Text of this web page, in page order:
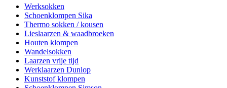
Werksokken
Schoenklompen Sika
Thermo sokken / kousen
Lieslaarzen & waadbroeken
Houten klompen
Wandelsokken
Laarzen vrije tijd
Werklaarzen Dunlop
Kunststof klompen